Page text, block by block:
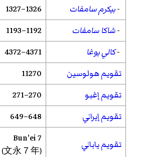
-بيكرم سامفات
1326–1327
-شاكا سامفات
1192–1193
-كالي يوغا
4371–4372
تقويم هولوسين
11270
تقويم إغبو
270–271
تقويم إيراني
648–649
تقويم ياباني Bun'ei7
(文永７年)